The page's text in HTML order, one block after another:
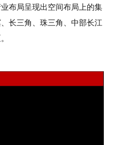
局呈现出空间布局上的集
长三角、珠三角、中部长江